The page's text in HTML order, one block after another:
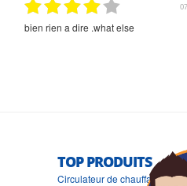
Commande et délais parfait
TOP PRODUITS
Circulateur de chauffage